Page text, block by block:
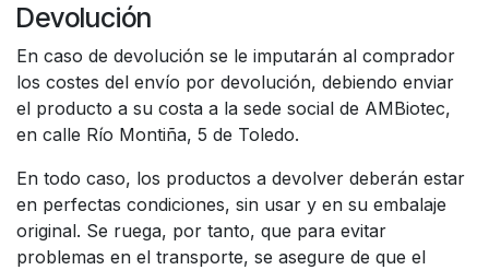
Devolución
En caso de devolución se le imputarán al comprador
los costes del envío por devolución, debiendo enviar
el producto a su costa a la sede social de AMBiotec,
en calle Río Montiña, 5 de Toledo.
En todo caso, los productos a devolver deberán estar
en perfectas condiciones, sin usar y en su embalaje
original. Se ruega, por tanto, que para evitar
problemas en el transporte, se asegure de que el